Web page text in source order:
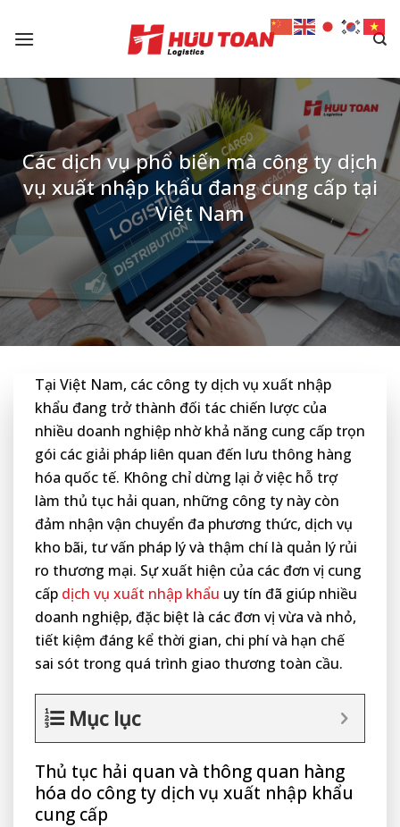
Các dịch vụ phổ biến mà công ty dịch
vụ xuất nhập khẩu đang cung cấp tại
Việt Nam
Tại Việt Nam, các công ty dịch vụ xuất nhập
khẩu đang trở thành đối tác chiến lược của
nhiều doanh nghiệp nhờ khả năng cung cấp trọn
gói các giải pháp liên quan đến lưu thông hàng
hóa quốc tế. Không chỉ dừng lại ở việc hỗ trợ
làm thủ tục hải quan, những công ty này còn
đảm nhận vận chuyển đa phương thức, dịch vụ
kho bãi, tư vấn pháp lý và thậm chí là quản lý rủi
ro thương mại. Sự xuất hiện của các đơn vị cung
cấp dịch vụ xuất nhập khẩu uy tín đã giúp nhiều
doanh nghiệp, đặc biệt là các đơn vị vừa và nhỏ,
tiết kiệm đáng kể thời gian, chi phí và hạn chế
sai sót trong quá trình giao thương toàn cầu.
Mục lục
Thủ tục hải quan và thông quan hàng
hóa do công ty dịch vụ xuất nhập khẩu
cung cấp